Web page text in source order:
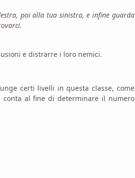
poi alla tua sinistra, e infine guarda
e distrarre i loro nemici.
certi livelli in questa classe, come
conta al fine di determinare il numero